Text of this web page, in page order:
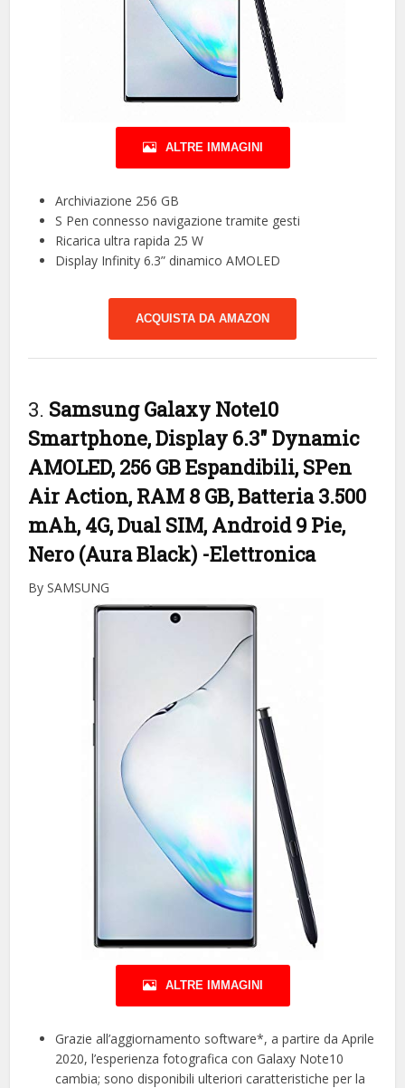
ALTRE IMMAGINI
Archiviazione 256 GB
S Pen connesso navigazione tramite gesti
Ricarica ultra rapida 25 W
Display Infinity 6.3” dinamico AMOLED
ACQUISTA DA AMAZON
3. Samsung Galaxy Note10
Smartphone, Display 6.3″ Dynamic
AMOLED, 256 GB Espandibili, SPen
Air Action, RAM 8 GB, Batteria 3.500
mAh, 4G, Dual SIM, Android 9 Pie,
Nero (Aura Black) -Elettronica
By SAMSUNG
ALTRE IMMAGINI
Grazie all’aggiornamento software*, a partire da Aprile
2020, l’esperienza fotografica con Galaxy Note10
cambia; sono disponibili ulteriori caratteristiche per la